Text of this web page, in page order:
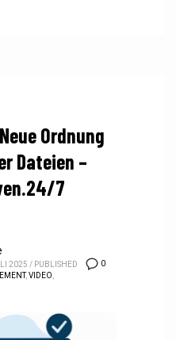
Ordnung
Dateien –
7
0
2025 / PUBLISHED
,VIDEO